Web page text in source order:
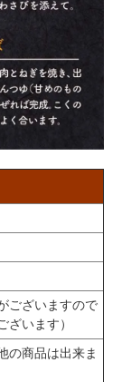
ございますので
ざいます）
の商品は出来ま